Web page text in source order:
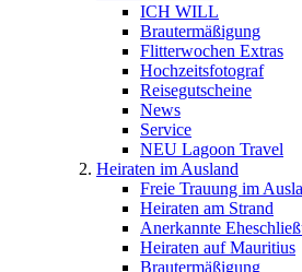
ICH WILL
Brautermäßigung
Flitterwochen Extras
Hochzeitsfotograf
Reisegutscheine
News
Service
NEU Lagoon Travel
Heiraten im Ausland
Freie Trauung im
Heiraten am Strand
Anerkannte
Heiraten auf Mauritius
Brautermäßigung